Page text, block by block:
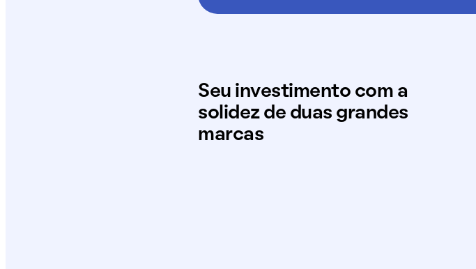
Seu investimento com a
solidez de duas grandes
marcas